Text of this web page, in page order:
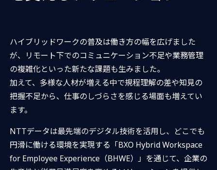
ハイブリッドワークの普及は働き方の幅を広げました
が、リモート下でのコミュニケーション不足や業務管理
の複雑化といった新たな課題も生みました。
加えて、多様な人材が増える中で規程理解の差や知見の
把握不足から、仕事のしづらさを感じる場面も増えてい
ます。
NTTデータは最先端のデジタル技術を活用し、どこでも
円滑に働ける環境を実現する「BXO Hybrid Workspace
for Employee Experience（BHWE）」を通じて、企業の